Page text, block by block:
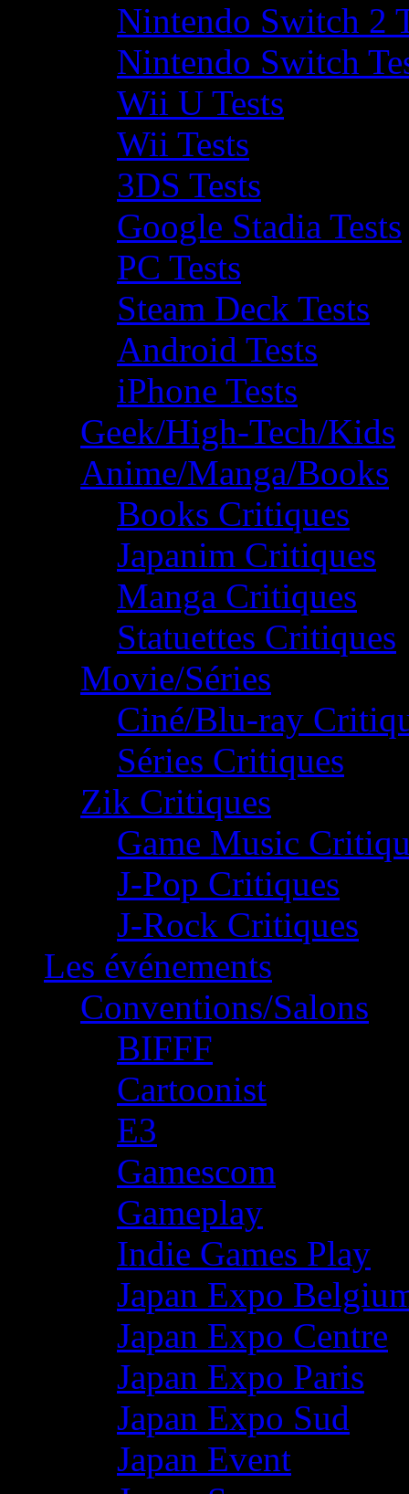
Nintendo Switch 2
Nintendo Switch
Wii U Tests
Wii Tests
3DS Tests
Google Stadia Tests
PC Tests
Steam Deck Tests
Android Tests
iPhone Tests
Geek/High-Tech/Kids
Anime/Manga/Books
Books Critiques
Japanim Critiques
Manga Critiques
Statuettes Critiques
Movie/Séries
Ciné/Blu-ray
Séries Critiques
Zik Critiques
Game Music
J-Pop Critiques
J-Rock Critiques
Les événements
Conventions/Salons
BIFFF
Cartoonist
E3
Gamescom
Gameplay
Indie Games Play
Japan Expo
Japan Expo Centre
Japan Expo Paris
Japan Expo Sud
Japan Event